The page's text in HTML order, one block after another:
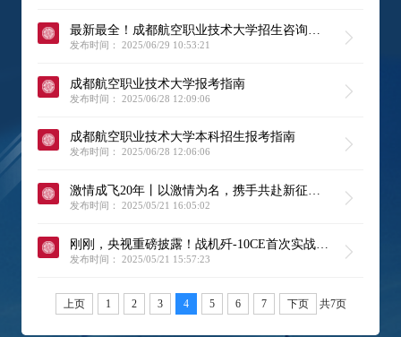
最新最全！成都航空职业技术大学招生咨询电
话来啦！
发布时间： 2025/06/29 10:53:21
成都航空职业技术大学报考指南
发布时间： 2025/06/28 12:09:06
成都航空职业技术大学本科招生报考指南
发布时间： 2025/06/28 12:06:06
激情成飞20年丨以激情为名，携手共赴新征
途！
发布时间： 2025/05/21 16:05:02
刚刚，央视重磅披露！战机歼-10CE首次实战战
果，瞬间引发全球高度关注
发布时间： 2025/05/21 15:57:23
上页 1 2 3 4 5 6 7 下页 共7页